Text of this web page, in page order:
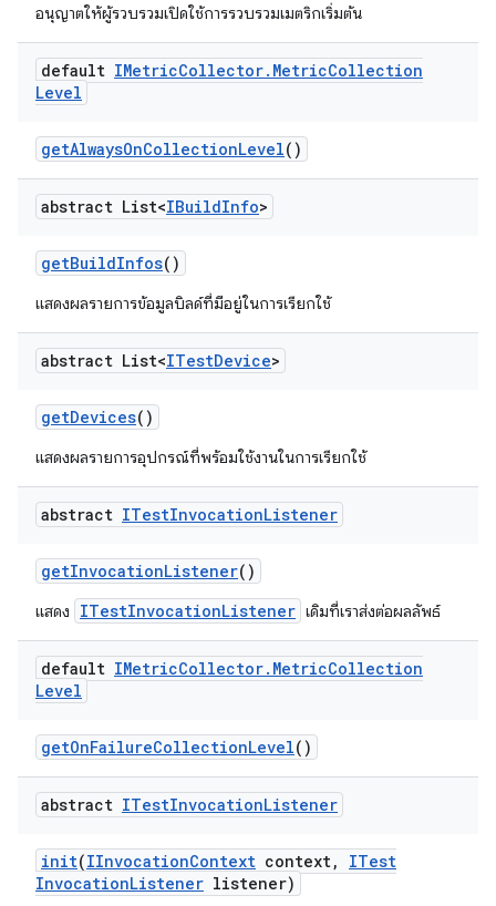
อนุญาตให้ผู้รวบรวมเปิดใช้การรวบรวมเมตริกเริ่มต้น
default IMetricCollector. MetricCollection
Level
getAlwaysOnCollectionLevel()
abstract List<IBuildInfo>
getBuildInfos()
แสดงผลรายการข้อมูลบิลด์ที่มีอยู่ในการเรียกใช้
abstract List<ITestDevice>
getDevices()
แสดงผลรายการอุปกรณ์ที่พร้อมใช้งานในการเรียกใช้
abstract ITestInvocationListener
getInvocationListener()
แสดง ITestInvocationListener เดิมที่เราส่งต่อผลลัพธ์
default IMetricCollector. MetricCollection
Level
getOnFailureCollectionLevel()
abstract ITestInvocationListener
init(IInvocationContext context,
ITest
InvocationListener listener)